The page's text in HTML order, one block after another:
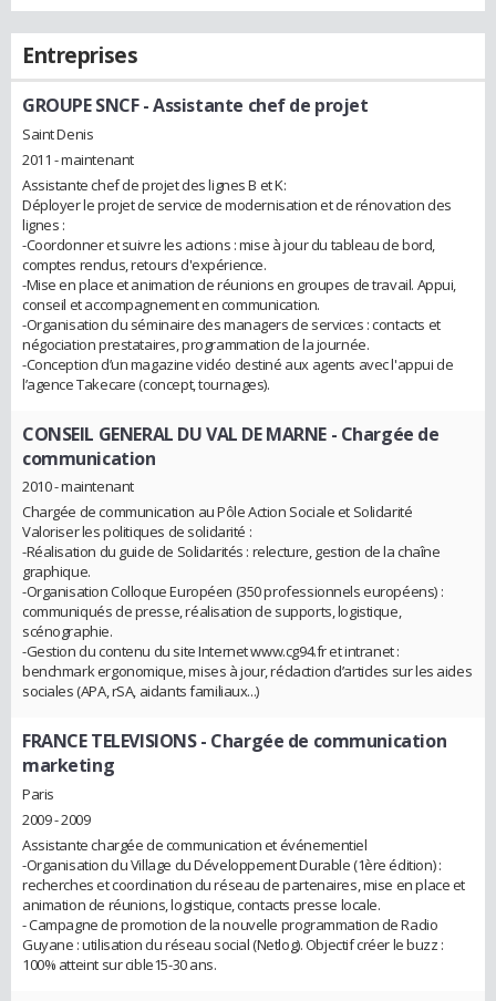
Entreprises
GROUPE SNCF- Assistante chef de projet
Saint Denis
2011 - maintenant
Assistante chef de projet des lignes B et K:
Déployer le projet de service de modernisation et de rénovation des
lignes :
-Coordonner et suivre les actions : mise à jour du tableau de bord,
comptes rendus, retours d'expérience.
-Mise en place et animation de réunions en groupes de travail. Appui,
conseil et accompagnement en communication.
-Organisation du séminaire des managers de services : contacts et
négociation prestataires, programmation de la journée.
-Conception d’un magazine vidéo destiné aux agents avec l'appui de
l’agence Takecare (concept, tournages).
CONSEIL GENERAL DU VAL DE MARNE- Chargée de
communication
2010 - maintenant
Chargée de communication au Pôle Action Sociale et Solidarité
Valoriser les politiques de solidarité :
-Réalisation du guide de Solidarités : relecture, gestion de la chaîne
graphique.
-Organisation Colloque Européen (350 professionnels européens) :
communiqués de presse, réalisation de supports, logistique,
scénographie.
-Gestion du contenu du site Internet www.cg94.fr et intranet :
benchmark ergonomique, mises à jour, rédaction d’articles sur les aides
sociales (APA, rSA, aidants familiaux...)
FRANCE TELEVISIONS- Chargée de communication
marketing
Paris
2009 - 2009
Assistante chargée de communication et événementiel
-Organisation du Village du Développement Durable (1ère édition) :
recherches et coordination du réseau de partenaires, mise en place et
animation de réunions, logistique, contacts presse locale.
- Campagne de promotion de la nouvelle programmation de Radio
Guyane : utilisation du réseau social (Netlog). Objectif créer le buzz :
100% atteint sur cible15-30 ans.